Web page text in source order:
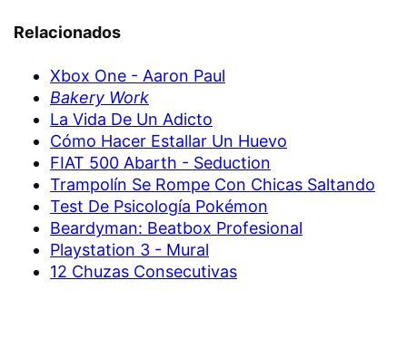
Relacionados
Xbox One - Aaron Paul
Bakery Work
La Vida De Un Adicto
Cómo Hacer Estallar Un Huevo
FIAT 500 Abarth - Seduction
Trampolín Se Rompe Con Chicas Saltando
Test De Psicología Pokémon
Beardyman: Beatbox Profesional
Playstation 3 - Mural
12 Chuzas Consecutivas